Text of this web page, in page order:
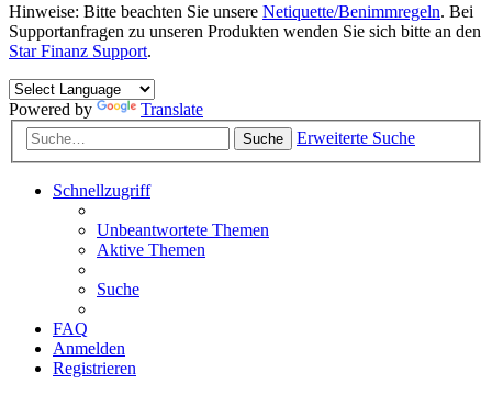
Hinweise: Bitte beachten Sie unsere Netiquette/Benimmregeln. Bei
Supportanfragen zu unseren Produkten wenden Sie sich bitte an den
Star Finanz Support.
Powered by Translate
Suche Erweiterte Suche
Schnellzugriff
Unbeantwortete Themen
Aktive Themen
Suche
FAQ
Anmelden
Registrieren